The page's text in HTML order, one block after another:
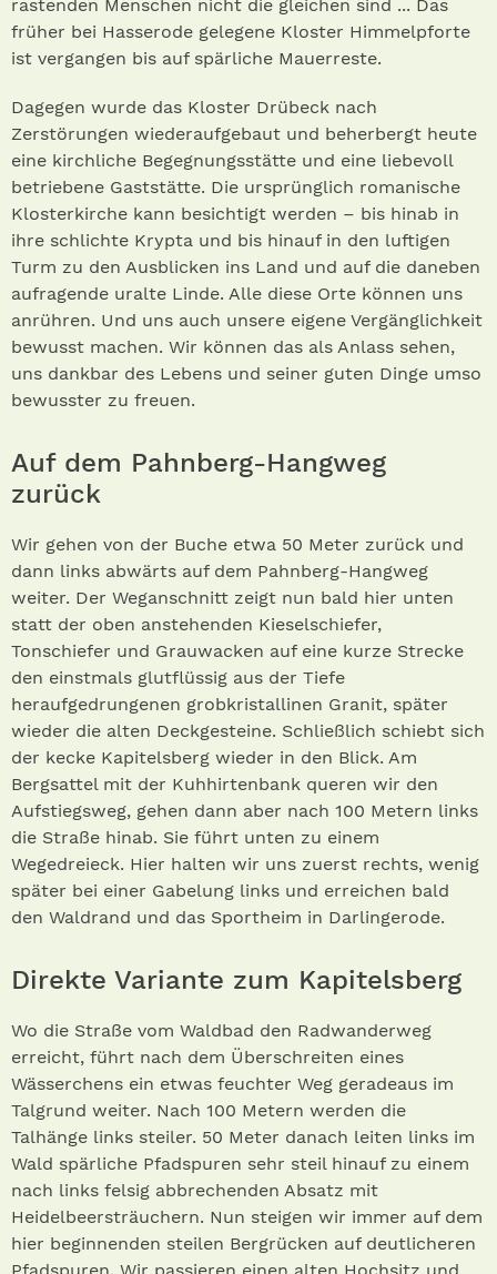
rastenden Menschen nicht die gleichen sind ... Das
früher bei Hasserode gelegene Kloster Himmelpforte
ist vergangen bis auf spärliche Mauerreste.
Dagegen wurde das Kloster Drübeck nach
Zerstörungen wiederaufgebaut und beherbergt heute
eine kirchliche Begegnungsstätte und eine liebevoll
betriebene Gaststätte. Die ursprünglich romanische
Klosterkirche kann besichtigt werden – bis hinab in
ihre schlichte Krypta und bis hinauf in den luftigen
Turm zu den Ausblicken ins Land und auf die daneben
aufragende uralte Linde. Alle diese Orte können uns
anrühren. Und uns auch unsere eigene Vergänglichkeit
bewusst machen. Wir können das als Anlass sehen,
uns dankbar des Lebens und seiner guten Dinge umso
bewusster zu freuen.
Auf dem Pahnberg-Hangweg
zurück
Wir gehen von der Buche etwa 50 Meter zurück und
dann links abwärts auf dem Pahnberg-Hangweg
weiter. Der Weganschnitt zeigt nun bald hier unten
statt der oben anstehenden Kieselschiefer,
Tonschiefer und Grauwacken auf eine kurze Strecke
den einstmals glutflüssig aus der Tiefe
heraufgedrungenen grobkristallinen Granit, später
wieder die alten Deckgesteine. Schließlich schiebt sich
der kecke Kapitelsberg wieder in den Blick. Am
Bergsattel mit der Kuhhirtenbank queren wir den
Aufstiegsweg, gehen dann aber nach 100 Metern links
die Straße hinab. Sie führt unten zu einem
Wegedreieck. Hier halten wir uns zuerst rechts, wenig
später bei einer Gabelung links und erreichen bald
den Waldrand und das Sportheim in Darlingerode.
Direkte Variante zum Kapitelsberg
Wo die Straße vom Waldbad den Radwanderweg
erreicht, führt nach dem Überschreiten eines
Wässerchens ein etwas feuchter Weg geradeaus im
Talgrund weiter. Nach 100 Metern werden die
Talhänge links steiler. 50 Meter danach leiten links im
Wald spärliche Pfadspuren sehr steil hinauf zu einem
nach links felsig abbrechenden Absatz mit
Heidelbeersträuchern. Nun steigen wir immer auf dem
hier beginnenden steilen Bergrücken auf deutlicheren